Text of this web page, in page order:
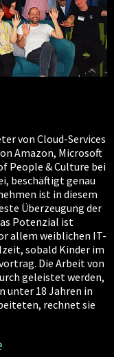
von Cloud-Services
Amazon, Microsoft
People & Culture bei
beschäftigt genau
ist in diesem
Überzeugung der
Potenzial ist
allem weiblichen IT-
sobald Kinder im
Die Arbeit von
geleistet werden,
unter 18 Jahren in
rechnet sie